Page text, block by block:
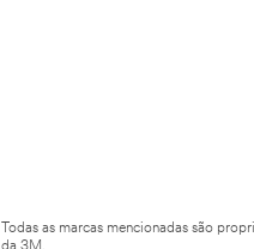
Todas as marcas mencionadas são